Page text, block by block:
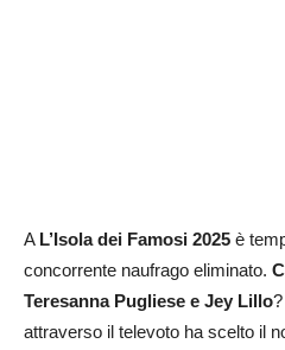
A L’Isola dei Famosi 2025 è
concorrente naufrago eliminato.
Teresanna Pugliese e Jey Lillo
attraverso il televoto ha scelto il